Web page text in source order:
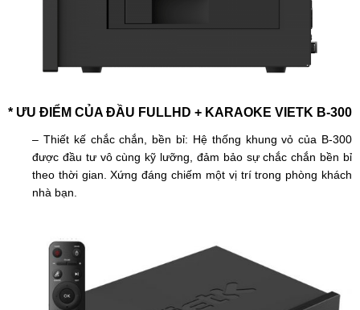
* ƯU ĐIỂM CỦA ĐẦU FULLHD + KARAOKE VIETK B-300
– Thiết kế chắc chắn, bền bỉ: Hệ thống khung vỏ của B-300
được đầu tư vô cùng kỹ lưỡng, đảm bảo sự chắc chắn bền bỉ
theo thời gian.Xứng đáng chiếm một vị trí trong phòng khách
nhà bạn.